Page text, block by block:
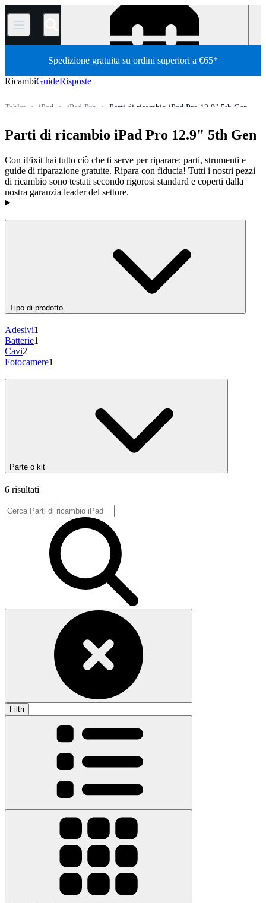
/
Spedizione gratuita su ordini superiori a €65*
RicambiGuideRisposte
Parti di ricambio iPad Pro 12.9" 5th Gen
iPad Pro
iPad
Tablet
Parti di ricambio iPad Pro 12.9" 5th Gen
Con iFixit hai tutto ciò che ti serve per riparare: parti, strumenti e
guide di riparazione gratuite. Ripara con fiducia! Tutti i nostri pezzi
di ricambio sono testati secondo rigorosi standard e coperti dalla
nostra garanzia leader del settore.
Prodotti
Tipo di prodotto
Adesivi1
Batterie1
Cavi2
Fotocamere1
Parte o kit
6 risultati
Filtri